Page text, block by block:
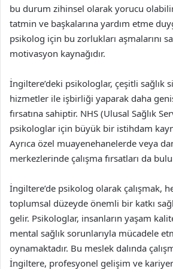
bu durum zihinsel olarak yorucu
tatmin ve başkalarına yardım etme
psikolog için bu zorlukları aşmalarını
motivasyon kaynağıdır.
İngiltere’deki psikologlar, çeşitli sağlık
hizmetler ile işbirliği yaparak daha
fırsatına sahiptir. NHS (Ulusal Sağlık
psikologlar için büyük bir istihdam
Ayrıca özel muayenehanelerde veya
merkezlerinde çalışma fırsatları da
İngiltere’de psikolog olarak çalışmak,
toplumsal düzeyde önemli bir katkı
gelir. Psikologlar, insanların yaşam
mental sağlık sorunlarıyla mücadele
oynamaktadır. Bu meslek dalında
İngiltere, profesyonel gelişim ve kariyer